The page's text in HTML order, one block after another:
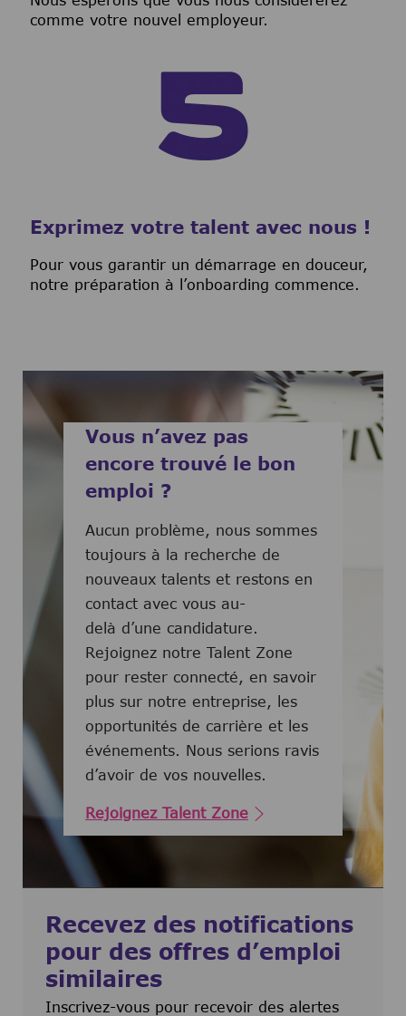
comme votre nouvel employeur.
Exprimez votre talent avec nous !
Pour vous garantir un démarrage en douceur,
notre préparation à l’onboarding commence.
Vous n’avez pas
encore trouvé le bon
emploi ?
Aucun problème, nous sommes
toujours à la recherche de
nouveaux talents et restons en
contact avec vous au-
delà d’une candidature.
Rejoignez notre Talent Zone
pour rester connecté, en savoir
plus sur notre entreprise, les
opportunités de carrière et les
événements. Nous serions ravis
d’avoir de vos nouvelles.
Rejoignez Talent Zone
Recevez des notifications
pour des offres d’emploi
similaires
Inscrivez-vous pour recevoir des alertes